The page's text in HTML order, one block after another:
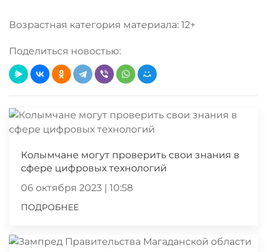
Возрастная категория материала: 12+
Поделиться новостью:
Колымчане могут проверить свои знания в
сфере цифровых технологий
06 октября 2023 | 10:58
ПОДРОБНЕЕ